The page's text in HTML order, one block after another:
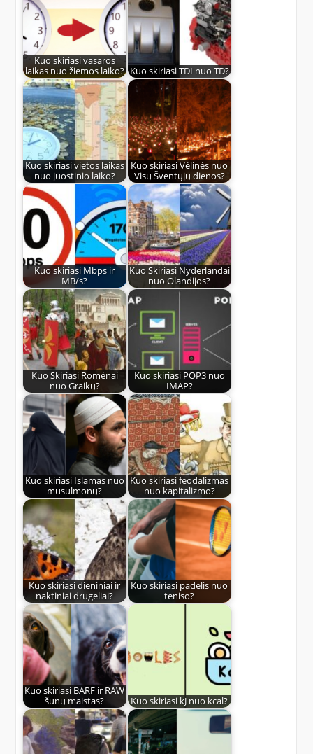
Kuo skiriasi vasaros
laikas nuo žiemos laiko? Kuo skiriasi TDI nuo TD?
Kuo skiriasi vietos laikas
nuo juostinio laiko?
Kuo skiriasi Vėlinės nuo
Visų Šventųjų dienos?
Kuo skiriasi Mbps ir
MB/s?
Kuo Skiriasi Nyderlandai
nuo Olandijos?
Kuo Skiriasi Romėnai
nuo Graikų?
Kuo skiriasi POP3 nuo
IMAP?
Kuo skiriasi Islamas nuo
musulmonų?
Kuo skiriasi feodalizmas
nuo kapitalizmo?
Kuo skiriasi dieniniai ir
naktiniai drugeliai?
Kuo skiriasi padelis nuo
teniso?
Kuo skiriasi BARF ir RAW
šunų maistas?
Kuo skiriasi kJ nuo kcal?